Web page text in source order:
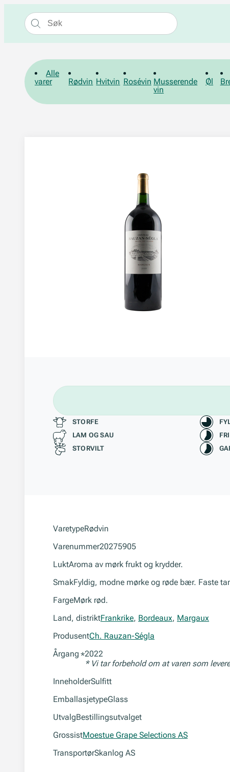
Alle
varer
Rødvin Hvitvin Rosévin Musserende
vin
Øl
Passer til
STORFE
LAM OG SAU
STORVILT
VaretypeRødvin
Varenummer20275905
LuktAroma av mørk frukt og krydder.
SmakFyldig, modne mørke og røde bær. Faste
FargeMørk rød.
Land, distriktFrankrike, Bordeaux, Margaux
ProdusentCh. Rauzan-Ségla
Årgang *2022
* Vi tar forbehold om at varen som
InneholderSulfitt
EmballasjetypeGlass
UtvalgBestillingsutvalget
GrossistMoestue Grape Selections AS
TransportørSkanlog AS